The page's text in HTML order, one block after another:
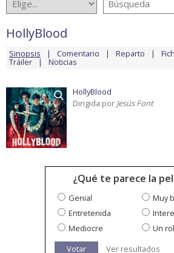
HollyBlood
Sinopsis Comentario Reparto
Tráiler Noticias
HollyBlood
Dirigida por Jesús Font
¿Qué te parece la
Genial
Muy
Entretenida
Mediocre
Un
Votar
Ver resultados